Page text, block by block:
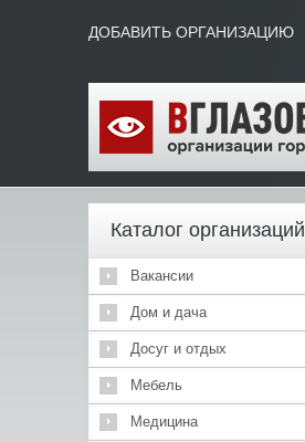
ДОБАВИТЬ ОРГАНИЗАЦИЮ
Каталог организаций
Вакансии
Дом и дача
Досуг и отдых
Мебель
Медицина